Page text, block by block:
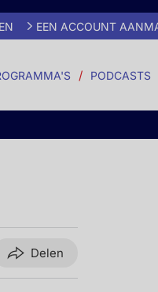
EEN ACCOUNT
PODCASTS
Delen